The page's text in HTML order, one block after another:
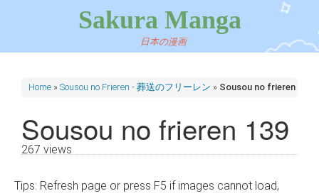
Sakura Manga
日本の漫画
Home » Sousou no Frieren - 葬送のフリーレン » Sousou no frieren 139
Sousou no frieren 139
267 views
Tips: Refresh page or press F5 if images cannot load,